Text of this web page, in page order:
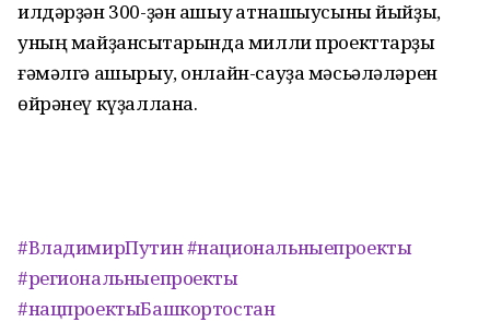
илдәрҙән 300-ҙән ашыу ҡатнашыусыны йыйҙы,
уның майҙансыҡтарында милли проекттарҙы
ғәмәлгә ашырыу, онлайн-сауҙа мәсьәләләрен
өйрәнеү күҙаллана.
#ВладимирПутин#национальныепроекты
#региональныепроекты
#нацпроектыБашкортостан